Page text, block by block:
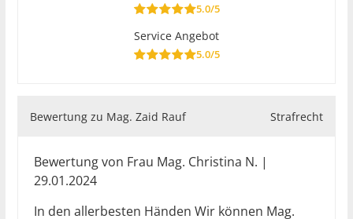
5.0/5
Service Angebot
5.0/5
Bewertung zu Mag. Zaid Rauf Strafrecht
Bewertung von Frau Mag. Christina N. |
29.01.2024
In den allerbesten Händen Wir können Mag.